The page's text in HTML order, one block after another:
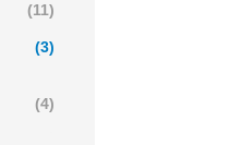
(11)
(3)
(4)